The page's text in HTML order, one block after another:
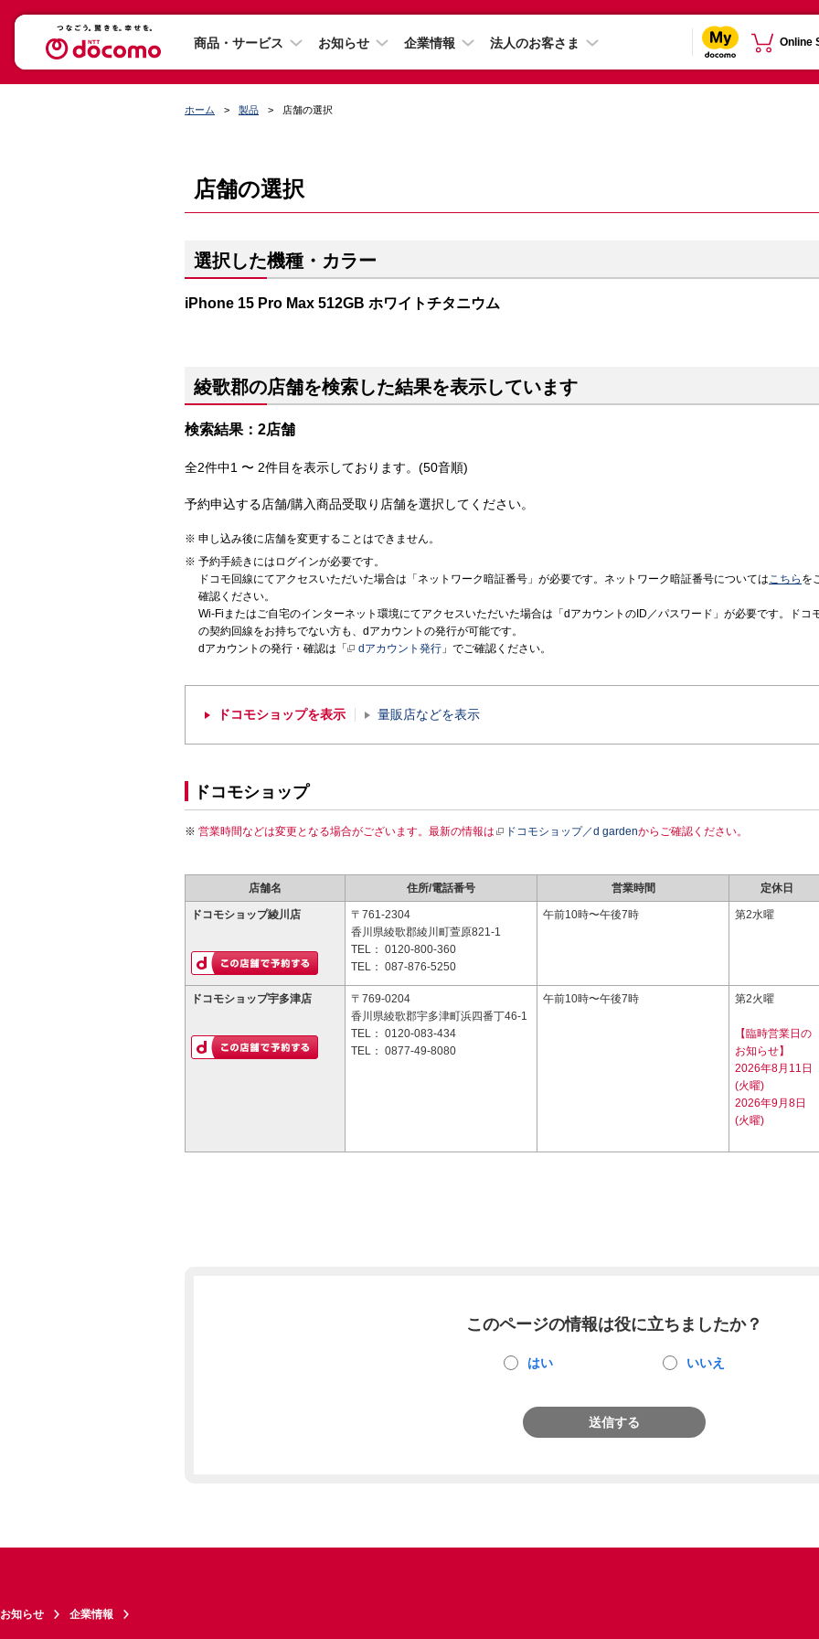
商品・サービス お知らせ 企業情報 法人のお客さま Online
ホーム 製品 店舗の選択
店舗の選択
選択した機種・カラー
iPhone 15 Pro Max 512GB ホワイトチタニウム
綾歌郡の店舗を検索した結果を表示しています
検索結果：2店舗
全2件中1 〜 2件目を表示しております。(50音順)
予約申込する店舗/購入商品受取り店舗を選択してください。
申し込み後に店舗を変更することはできません。
予約手続きにはログインが必要です。
ドコモ回線にてアクセスいただいた場合は「ネットワーク暗証番号」が必要です。ネットワーク暗証番号についてはこちら を
確認ください。
Wi-Fiまたはご自宅のインターネット環境にてアクセスいただいた場合は「dアカウントのID／パスワード」が必要です。ドコ
の契約回線をお持ちでない方も、dアカウントの発行が可能です。
dアカウントの発行・確認は「
dアカウント発行 」でご確認ください。
ドコモショップを表示 量販店などを表示
ドコモショップ
営業時間などは変更となる場合がございます。最新の情報は ドコモショップ／d gardenからご確認ください。
店舗名 住所/電話番号 営業時間 定休日
ドコモショップ綾川店
〒761-2304
香川県綾歌郡綾川町萱原821-1
TEL： 0120-800-360
TEL： 087-876-5250
午前10時〜午後7時 第2水曜
ドコモショップ宇多津店
〒769-0204
香川県綾歌郡宇多津町浜四番丁46-1
TEL： 0120-083-434
TEL： 0877-49-8080
午前10時〜午後7時 第2火曜
【臨時営業日の
お知らせ】
2026年8月11日
(火曜)
2026年9月8日
(火曜)
このページの情報は役に立ちましたか？
はい いいえ
送信する
お知らせ 企業情報